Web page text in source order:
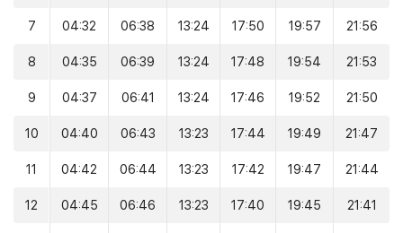
7 04:32 06:38 13:24 17:50 19:57 21:56
8 04:35 06:39 13:24 17:48 19:54 21:53
9 04:37 06:41 13:24 17:46 19:52 21:50
10 04:40 06:43 13:23 17:44 19:49 21:47
11 04:42 06:44 13:23 17:42 19:47 21:44
12 04:45 06:46 13:23 17:40 19:45 21:41